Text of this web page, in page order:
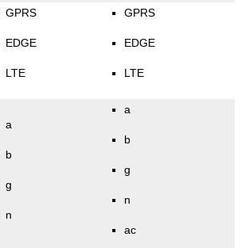
GPRS
EDGE
LTE
GPRS
EDGE
LTE
a
b
g
n
a
b
g
n
ac